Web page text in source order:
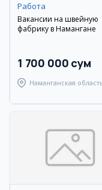
Работа
Вакансии на швейную
фабрику в Намангане
1 700 000 сум
Наманганская